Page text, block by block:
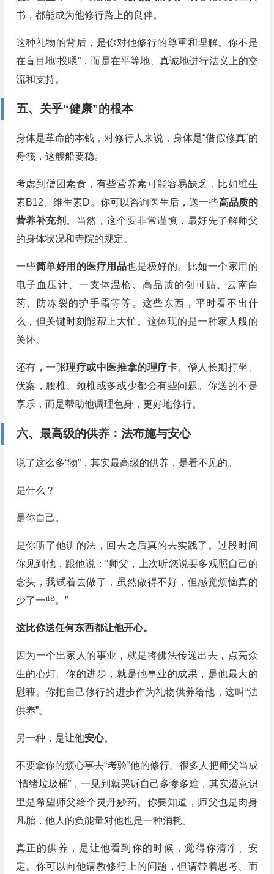
书，都能成为他修行路上的良伴。
这种礼物的背后，是你对他修行的尊重和理解。你不是
在盲目地“投喂”，而是在平等地、真诚地进行法义上的交
流和支持。
五、关乎“健康”的根本
身体是革命的本钱，对修行人来说，身体是“借假修真”的
舟筏，这艘船要稳。
考虑到僧团素食，有些营养素可能容易缺乏，比如维生
素B12、维生素D。你可以咨询医生后，送一些高品质的
营养补充剂 。当然，这个要非常谨慎，最好先了解师父
的身体状况和寺院的规定。
一些简单好用的医疗用品也是极好的。比如一个家用的
电子血压计、一支体温枪、高品质的创可贴、云南白
药、防冻裂的护手霜等等。这些东西，平时看不出什
么，但关键时刻能帮上大忙。这体现的是一种家人般的
关怀。
还有，一张理疗或中医推拿的理疗卡。僧人长期打坐、
伏案，腰椎、颈椎或多或少都会有些问题。你送的不是
享乐，而是帮助他调理色身，更好地修行。
六、最高级的供养： 法布施与安心
说了这么多“物”，其实最高级的供养，是看不见的。
是什么？
是你自己。
是你听了他讲的法，回去之后真的去实践了。过段时间
你见到他，跟他说：“师父，上次听您说要多观照自己的
念头，我试着去做了，虽然做得不好，但感觉烦恼真的
少了一些。”
这比你送任何东西都让他开心。
因为一个出家人的事业，就是将佛法传递出去，点亮众
生的心灯。你的进步，就是他事业的成果，是他最大的
慰藉。你把自己修行的进步作为礼物供养给他，这叫“法
供养”。
另一种，是让他安心。
不要拿你的烦心事去“考验”他的修行。很多人把师父当成
“情绪垃圾桶”，一见到就哭诉自己多惨多难，其实潜意识
里是希望师父给个灵丹妙药。你要知道，师父也是肉身
凡胎，他人的负能量对他也是一种消耗。
真正的供养，是让他看到你的时候，觉得你清净、安
定。你可以向他请教修行上的问题，但请带着思考、而